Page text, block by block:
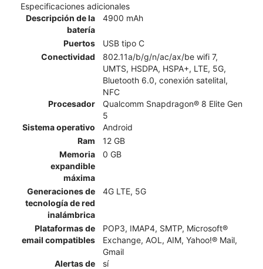
Especificaciones adicionales
Descripción de la
batería
4900 mAh
Puertos
USB tipo C
Conectividad
802.11a/b/g/n/ac/ax/be wifi 7,
UMTS, HSDPA, HSPA+, LTE, 5G,
Bluetooth 6.0, conexión satelital,
NFC
Procesador
Qualcomm Snapdragon® 8 Elite Gen
5
Sistema operativo
Android
Ram
12 GB
Memoria
expandible
máxima
0 GB
Generaciones de
tecnología de red
inalámbrica
4G LTE, 5G
Plataformas de
email compatibles
POP3, IMAP4, SMTP, Microsoft®
Exchange, AOL, AIM, Yahoo!® Mail,
Gmail
Alertas de
sí